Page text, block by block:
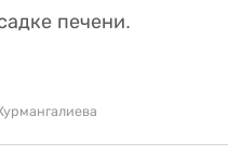
печени.